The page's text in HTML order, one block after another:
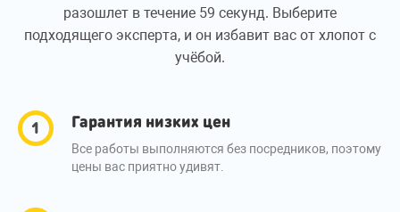
разошлет в течение 59 секунд. Выберите
подходящего эксперта, и он избавит вас от хлопот с
учёбой.
Гарантия низких цен
Все работы выполняются без посредников, поэтому
цены вас приятно удивят.